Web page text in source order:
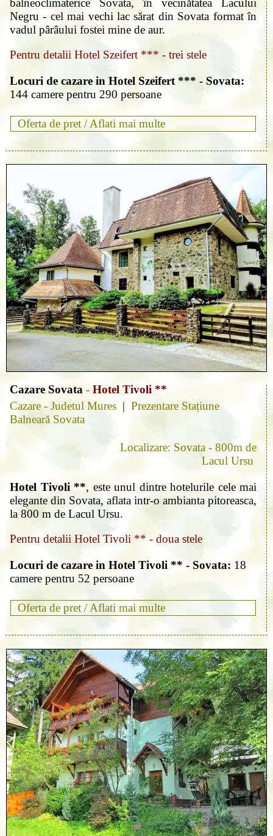
balneoclimaterice Sovata, în vecinătatea Lacului
Negru - cel mai vechi lac sărat din Sovata format în
vadul pârâului fostei mine de aur.
Pentru detalii Hotel Szeifert *** - trei stele
Locuri de cazare in Hotel Szeifert *** - Sovata:
144 camere pentru 290 persoane
Oferta de pret / Aflati mai multe
Cazare Sovata - Hotel Tivoli **
Cazare - Judetul Mures | Prezentare Stațiune
Balneară Sovata
Localizare: Sovata - 800m de
Lacul Ursu
Hotel Tivoli **, este unul dintre hotelurile cele mai
elegante din Sovata, aflata intr-o ambianta pitoreasca,
la 800 m de Lacul Ursu.
Pentru detalii Hotel Tivoli ** - doua stele
Locuri de cazare in Hotel Tivoli ** - Sovata: 18
camere pentru 52 persoane
Oferta de pret / Aflati mai multe